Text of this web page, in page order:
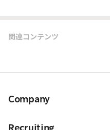
関連コンテンツ
Company
Recruiting